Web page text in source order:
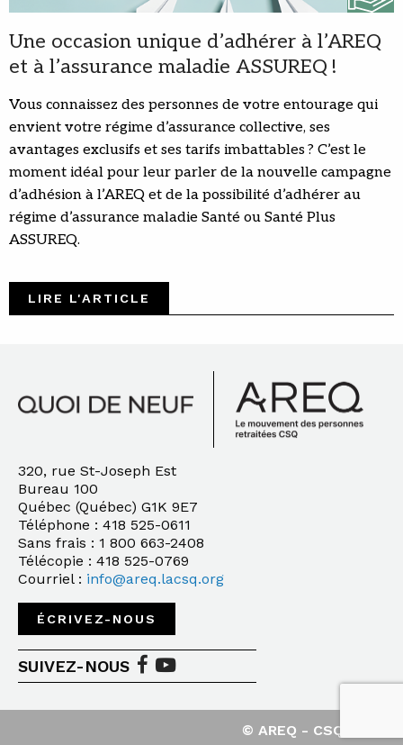
Une occasion unique d’adhérer à l’AREQ
et à l’assurance maladie ASSUREQ !
Vous connaissez des personnes de votre entourage qui
envient votre régime d’assurance collective, ses
avantages exclusifs et ses tarifs imbattables ? C’est le
moment idéal pour leur parler de la nouvelle campagne
d’adhésion à l’AREQ et de la possibilité d’adhérer au
régime d’assurance maladie Santé ou Santé Plus
ASSUREQ.
LIRE L'ARTICLE
320, rue St-Joseph Est
Bureau 100
Québec (Québec) G1K 9E7
Téléphone : 418 525-0611
Sans frais : 1 800 663-2408
Télécopie : 418 525-0769
Courriel : info@areq.lacsq.org
ÉCRIVEZ-NOUS
SUIVEZ-NOUS
© AREQ - CSQ - 2020